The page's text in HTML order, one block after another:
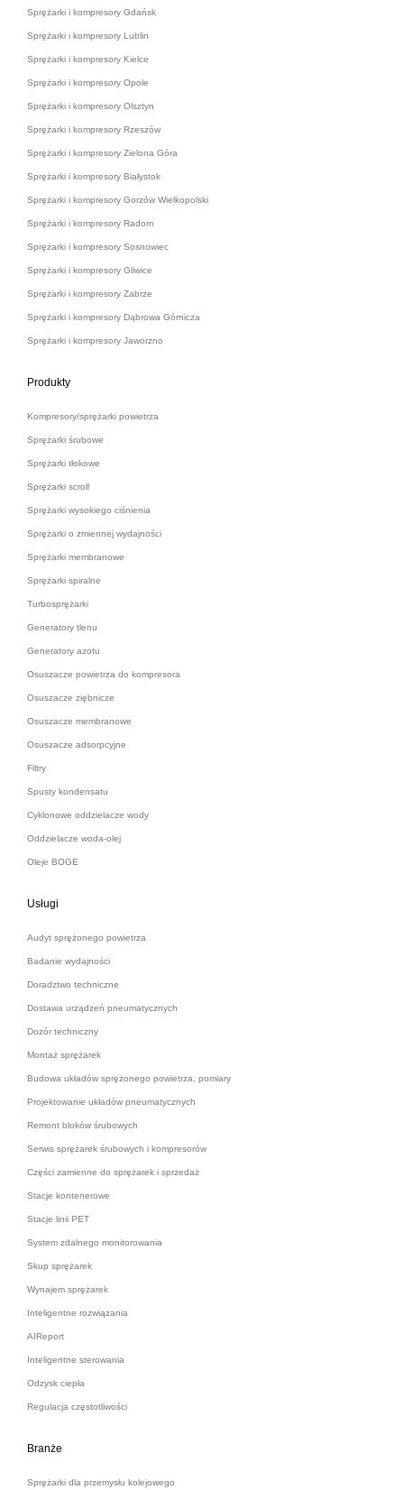
Sprężarki i kompresory Gdańsk
Sprężarki i kompresory Lublin
Sprężarki i kompresory Kielce
Sprężarki i kompresory Opole
Sprężarki i kompresory Olsztyn
Sprężarki i kompresory Rzeszów
Sprężarki i kompresory Zielona Góra
Sprężarki i kompresory Białystok
Sprężarki i kompresory Gorzów Wielkopolski
Sprężarki i kompresory Radom
Sprężarki i kompresory Sosnowiec
Sprężarki i kompresory Gliwice
Sprężarki i kompresory Zabrze
Sprężarki i kompresory Dąbrowa Górnicza
Sprężarki i kompresory Jaworzno
Produkty
Kompresory/sprężarki powietrza
Sprężarki śrubowe
Sprężarki tłokowe
Sprężarki scroll
Sprężarki wysokiego ciśnienia
Sprężarki o zmiennej wydajności
Sprężarki membranowe
Sprężarki spiralne
Turbosprężarki
Generatory tlenu
Generatory azotu
Osuszacze powietrza do kompresora
Osuszacze ziębnicze
Osuszacze membranowe
Osuszacze adsorpcyjne
Filtry
Spusty kondensatu
Cyklonowe oddzielacze wody
Oddzielacze woda-olej
Oleje BOGE
Usługi
Audyt sprężonego powietrza
Badanie wydajności
Doradztwo techniczne
Dostawa urządzeń pneumatycznych
Dozór techniczny
Montaż sprężarek
Budowa układów sprężonego powietrza, pomiary
Projektowanie układów pneumatycznych
Remont bloków śrubowych
Serwis sprężarek śrubowych i kompresorów
Części zamienne do sprężarek i sprzedaż
Stacje kontenerowe
Stacje linii PET
System zdalnego monitorowania
Skup sprężarek
Wynajem sprężarek
Inteligentne rozwiązania
AIReport
Inteligentne sterowania
Odzysk ciepła
Regulacja częstotliwości
Branże
Sprężarki dla przemysłu kolejowego